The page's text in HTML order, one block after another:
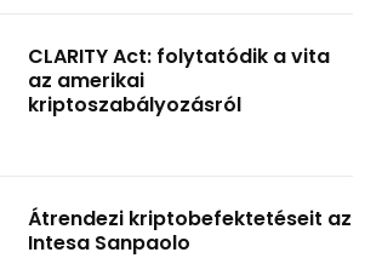
CLARITY Act: folytatódik a vita
az amerikai
kriptoszabályozásról
Átrendezi kriptobefektetéseit az
Intesa Sanpaolo